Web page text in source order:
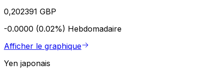
0,202391 GBP
-0.0000 (0.02%) Hebdomadaire
Afficher le graphique
Yen japonais